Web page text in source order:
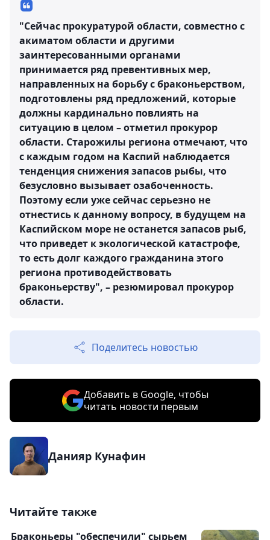
"Сейчас прокуратурой области, совместно с
акиматом области и другими
заинтересованными органами
принимается ряд превентивных мер,
направленных на борьбу с браконьерством,
подготовлены ряд предложений, которые
должны кардинально повлиять на
ситуацию в целом – отметил прокурор
области. Старожилы региона отмечают, что
с каждым годом на Каспий наблюдается
тенденция снижения запасов рыбы, что
безусловно вызывает озабоченность.
Поэтому если уже сейчас серьезно не
отнестись к данному вопросу, в будущем на
Каспийском море не останется запасов рыб,
что приведет к экологической катастрофе,
то есть долг каждого гражданина этого
региона противодействовать
браконьерству", – резюмировал прокурор
области.
Поделитесь новостью
Добавить в Google, чтобы
читать новости первым
Данияр Кунафин
Читайте также
Браконьеры "обеспечили" сырьем